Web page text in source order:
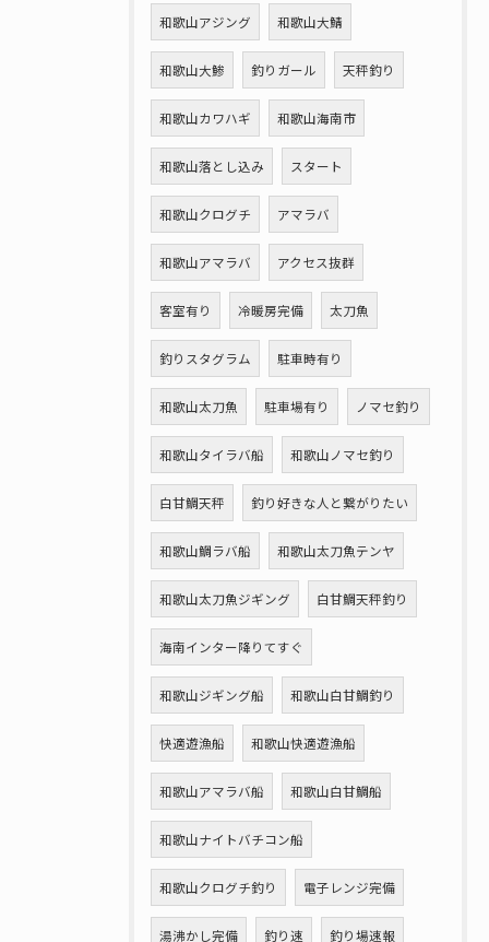
和歌山アジング 和歌山大鯖
和歌山大鯵 釣りガール 天秤釣り
和歌山カワハギ 和歌山海南市
和歌山落とし込み スタート
和歌山クログチ アマラバ
和歌山アマラバ アクセス抜群
客室有り 冷暖房完備 太刀魚
釣りスタグラム 駐車時有り
和歌山太刀魚 駐車場有り ノマセ釣り
和歌山タイラバ船 和歌山ノマセ釣り
白甘鯛天秤 釣り好きな人と繋がりたい
和歌山鯛ラバ船 和歌山太刀魚テンヤ
和歌山太刀魚ジギング 白甘鯛天秤釣り
海南インター降りてすぐ
和歌山ジギング船 和歌山白甘鯛釣り
快適遊漁船 和歌山快適遊漁船
和歌山アマラバ船 和歌山白甘鯛船
和歌山ナイトバチコン船
和歌山クログチ釣り 電子レンジ完備
湯沸かし完備 釣り速 釣り場速報